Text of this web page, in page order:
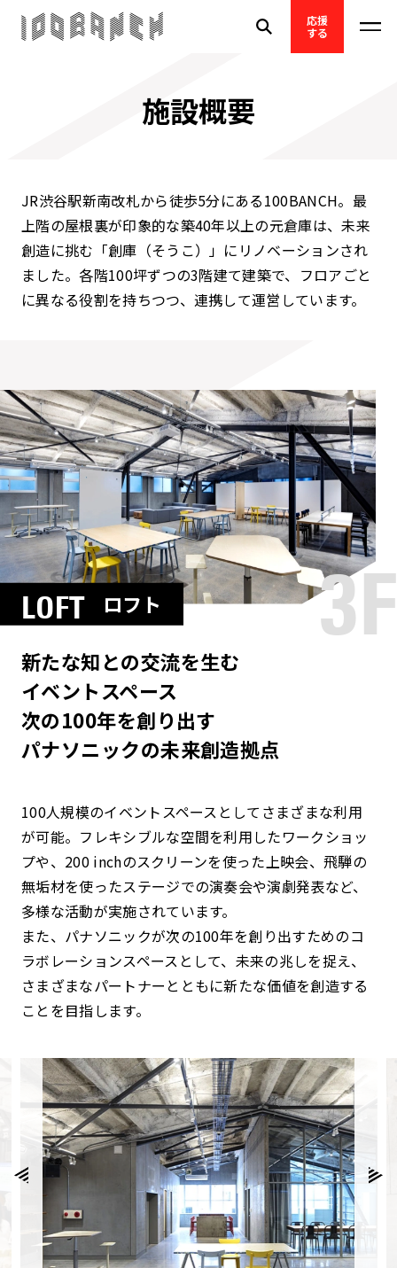
応援
する
施設概要
JR渋谷駅新南改札から徒歩5分にある100BANCH。 最
上階の屋根裏が印象的な築40年以上の元倉庫は、未来
創造に挑む「創庫（そうこ）」にリノベーションされ
ました。各階100坪ずつの3階建て建築で、フロアごと
に異なる役割を持ちつつ、連携して運営しています。
LOFT ロフト
新たな知との交流を生む
イベントスペース
次の100年を創り出す
パナソニックの未来創造拠点
3F
100人規模のイベントスペースとしてさまざまな利用
が可能。フレキシブルな空間を利用したワークショッ
プや、200 inchのスクリーンを使った上映会、飛騨の
無垢材を使ったステージでの演奏会や演劇発表など、
多様な活動が実施されています。
また、パナソニックが次の100年を創り出すためのコ
ラボレーションスペースとして、未来の兆しを捉え、
さまざまなパートナーとともに新たな価値を創造する
ことを目指します。